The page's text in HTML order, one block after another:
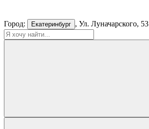
Город: Екатеринбург , Ул. Луначарского, 53